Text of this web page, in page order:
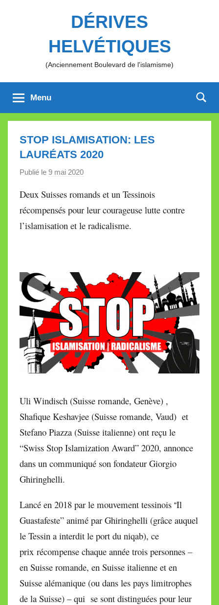
DÉRIVES
HELVÉTIQUES
(Anciennement Boulevard de l'islamisme)
Menu
STOP ISLAMISATION: LES
LAURÉATS 2020
Publié le 9 mai 2020
r
M
i
l
e
V
a
l
e
e
Deux Suisses romands et un Tessinois
récompensés pour leur courageuse lutte contre
l’islamisation et le radicalisme.
Uli Windisch (Suisse romande, Genève) ,
Shafique Keshavjee (Suisse romande, Vaud) et
Stefano Piazza (Suisse italienne) ont reçu le
“Swiss Stop Islamization Award” 2020, annonce
dans un communiqué son fondateur Giorgio
Ghiringhelli.
Lancé en 2018 par le mouvement tessinois “Il
Guastafeste” animé par Ghiringhelli (grâce auquel
le Tessin a interdit le port du niqab), ce
prix récompense chaque année trois personnes –
en Suisse romande, en Suisse italienne et en
Suisse alémanique (ou dans les pays limitrophes
de la Suisse) –qui se sont distinguées pour leur